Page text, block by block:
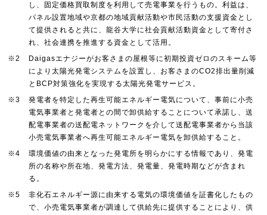
し、固定価格買取制度を利用して売電事業を行うもの。利益は、
パネル設置地域や京都の地域貢献活動や市民活動の支援資金とし
て提供されると共に、龍谷大学に社会貢献活動資金として寄付さ
れ、社会連携を推進する資金として活用。
※2
Daigasエナジーがお客さまの屋根等に初期投資ゼロのスキーム等
により太陽光発電システムを設置し、お客さまのCO2排出量削減
とBCP対策強化を実現する太陽光発電サービス。
※3
発電者を特定した再生可能エネルギー電気について、事前に小売
電気事業者と発電者との間で卸供給することについて承諾し、送
配電事業者の送配電ネットワークを介して送配電事業者から当該
小売電気事業者へ再生可能エネルギー電気を卸供給すること。
※4
環境価値の由来となった発電所を明らかにする情報であり、発電
所の名称や所在地、発電方法、発電量、発電時期などが含まれ
る。
※5
非化石エネルギー源に由来する電気の環境価値を証書化したもの
で、小売電気事業者が調達して供給先に提供することにより、供